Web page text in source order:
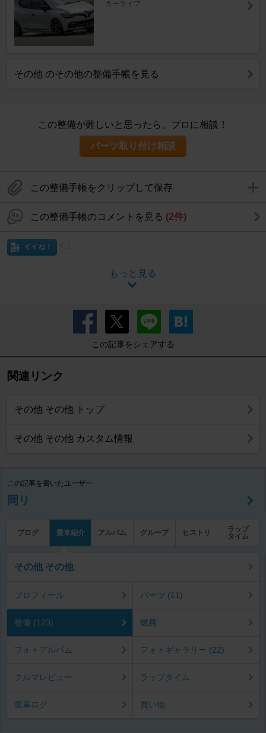
カーライフ
その他 のその他の整備手帳を見る
この整備が難しいと思ったら、プロに相談！
パーツ取り付け相談
この整備手帳をクリップして保存
この整備手帳のコメントを見る (2件)
イイね！
もっと見る
この記事をシェアする
関連リンク
その他 その他 トップ
その他 その他 カスタム情報
この記事を書いたユーザー
岡リ
ブログ 愛車紹介 アルバム グループ ヒストリ
ラップ
タイム
その他 その他
プロフィール パーツ (11)
整備 (123) 燃費
フォトアルバム フォトギャラリー (22)
クルマレビュー ラップタイム
愛車ログ 買い物